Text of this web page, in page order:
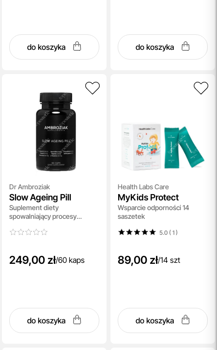
do koszyka do koszyka
Dr Ambroziak
Slow Ageing Pill
Suplement diety
spowalniający procesy
249,00 zł/60 kaps
do koszyka
Health Labs Care
MyKids Protect
Wsparcie odporności 14
saszetek
5.0 ( 1)
89,00 zł/14 szt
do koszyka